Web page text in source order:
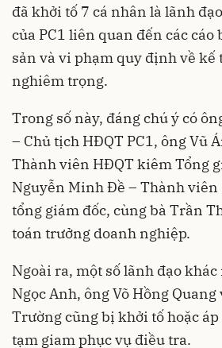
đã khởi tố 7 cá nhân là lãnh
của PC1 liên quan đến các cáo
sản và vi phạm quy định về kế
nghiêm trọng.
Trong số này, đáng chú ý có
– Chủ tịch HĐQT PC1, ông Vũ
Thành viên HĐQT kiêm Tổng
Nguyễn Minh Đề – Thành viên
tổng giám đốc, cùng bà Trần
toán trưởng doanh nghiệp.
Ngoài ra, một số lãnh đạo
Ngọc Anh, ông Võ Hồng
Trường cũng bị khởi tố hoặc
tạm giam phục vụ điều tra.